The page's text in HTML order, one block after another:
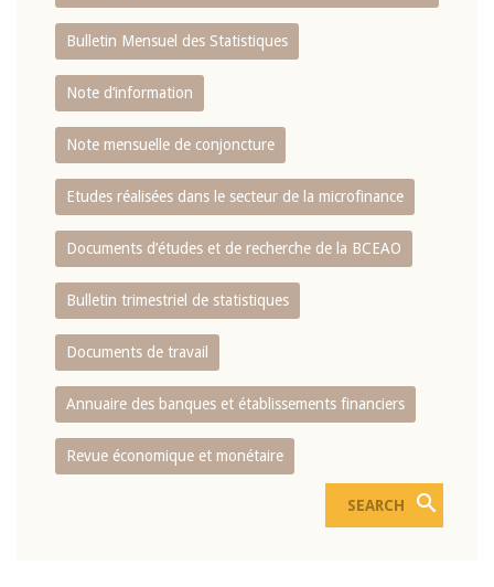
Bulletin Mensuel des Statistiques
Note d’information
Note mensuelle de conjoncture
Etudes réalisées dans le secteur de la microfinance
Documents d’études et de recherche de la BCEAO
Bulletin trimestriel de statistiques
Documents de travail
Annuaire des banques et établissements financiers
Revue économique et monétaire